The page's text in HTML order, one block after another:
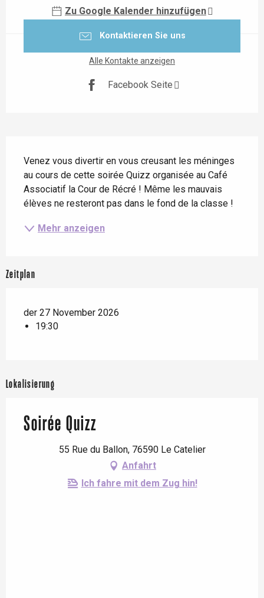
Zu Google Kalender hinzufügen
Kontaktieren Sie uns
Alle Kontakte anzeigen
Facebook Seite
Venez vous divertir en vous creusant les méninges
au cours de cette soirée Quizz organisée au Café
Associatif la Cour de Récré ! Même les mauvais
élèves ne resteront pas dans le fond de la classe !
Mehr anzeigen
Zeitplan
der 27 November 2026
19:30
Lokalisierung
Soirée Quizz
55 Rue du Ballon, 76590 Le Catelier
Anfahrt
Ich fahre mit dem Zug hin!